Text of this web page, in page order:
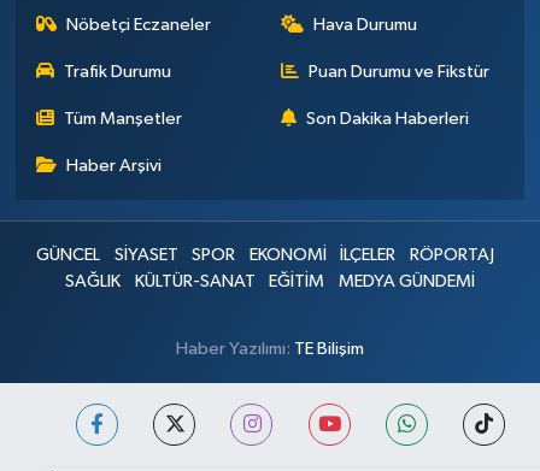
Nöbetçi Eczaneler Hava Durumu
Trafik Durumu Puan Durumu ve Fikstür
Tüm Manşetler Son Dakika Haberleri
Haber Arşivi
GÜNCEL SİYASET SPOR EKONOMİ İLÇELER
RÖPORTAJ
SAĞLIK
KÜLTÜR-SANAT EĞİTİM MEDYA GÜNDEMİ
Haber Yazılımı: TE Bilişim